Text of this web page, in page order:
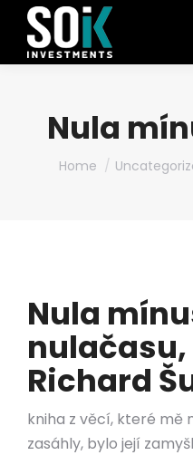
Nula
You are here:
Home
Nula
Richard
kniha z věcí, které mě
zasáhly, bylo její